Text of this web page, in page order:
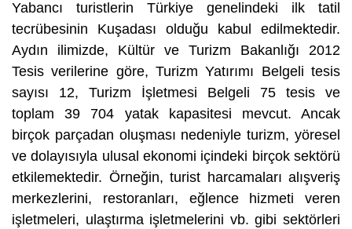
Yabancı turistlerin Türkiye genelindeki ilk tatil
tecrübesinin Kuşadası olduğu kabul edilmektedir.
Aydın ilimizde, Kültür ve Turizm Bakanlığı 2012
Tesis verilerine göre, TurizmYatırımı Belgeli tesis
sayısı 12, Turizm İşletmesi Belgeli 75 tesis ve
toplam 39 704 yatak kapasitesi mevcut. Ancak
birçok parçadan oluşması nedeniyle turizm, yöresel
ve dolayısıyla ulusal ekonomi içindeki birçok sektörü
etkilemektedir. Örneğin, turist harcamaları alışveriş
merkezlerini, restoranları, eğlence hizmeti veren
işletmeleri, ulaştırma işletmelerini vb. gibi sektörleri